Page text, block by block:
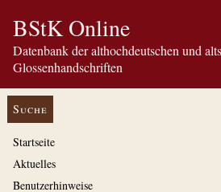
BStK Online
Datenbank der althochdeutschen und
Glossenhandschriften
Suche
Startseite
Aktuelles
Benutzerhinweise